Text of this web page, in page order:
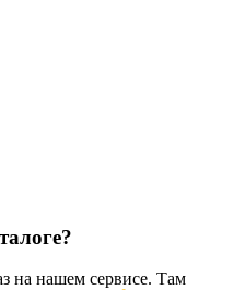
на нашем сервисе. Там